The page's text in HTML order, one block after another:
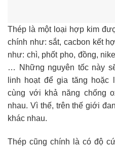
Thép là một loại hợp kim
chính như: sắt, cacbon kết
như: chì, phốt pho, đồng,
… Những nguyên tốc này
linh hoạt để gia tăng hoặc
cùng với khả năng chống
nhau. Vì thế, trên thế giới
khác nhau.
Thép cũng chính là có độ